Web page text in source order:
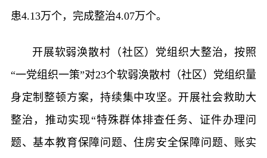
患4.13万个，完成整治4.07万个。
开展软弱涣散村（社区）党组织大整治，按照
“一党组织一策”对23个软弱涣散村（社区）党组织量
身定制整顿方案，持续集中攻坚。开展社会救助大
整治，推动实现“特殊群体排查任务、证件办理问
题、基本教育保障问题、住房安全保障问题、账实